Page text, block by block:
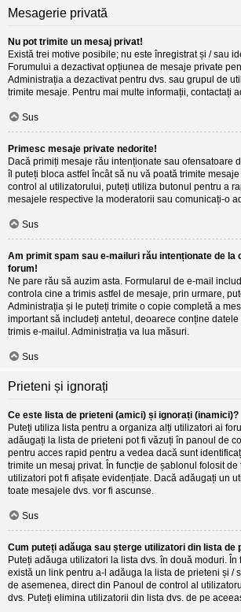
Mesagerie privată
Nu pot trimite un mesaj privat!
Există trei motive posibile; nu este înregistrat și / sau
Forumului a dezactivat opțiunea de mesaje private
Administrația a dezactivat pentru dvs. sau grupul de
trimite mesaje. Pentru mai multe informații, contactați
Sus
Primesc mesaje private nedorite!
Dacă primiți mesaje rău intenționate sau ofensatoare
îl puteți bloca astfel încât să nu vă poată trimite
control al utilizatorului, puteți utiliza butonul pentru a
mesajele respective la moderatorii sau comunicați-o
Sus
Am primit spam sau e-mailuri rău intenționate de la
forum!
Ne pare rău să auzim asta. Formularul de e-mail
controla cine a trimis astfel de mesaje, prin urmare,
Administrația și le puteți trimite o copie completă a
important să includeți antetul, deoarece conține
trimis e-mailul. Administrația va lua măsuri.
Sus
Prieteni și ignorați
Ce este lista de prieteni (amici) și ignorați (inamici)?
Puteți utiliza lista pentru a organiza alți utilizatori ai
adăugați la lista de prieteni pot fi văzuți în panoul de
pentru acces rapid pentru a vedea dacă sunt
trimite un mesaj privat. În funcție de șablonul folosit
utilizatori pot fi afișate evidențiate. Dacă adăugați un
toate mesajele dvs. vor fi ascunse.
Sus
Cum puteți adăuga sau șterge utilizatori din lista de
Puteți adăuga utilizatori la lista dvs. în două moduri.
există un link pentru a-l adăuga la lista de prieteni și /
de asemenea, direct din Panoul de control al
dvs. Puteți elimina utilizatorii din lista dvs. de pe